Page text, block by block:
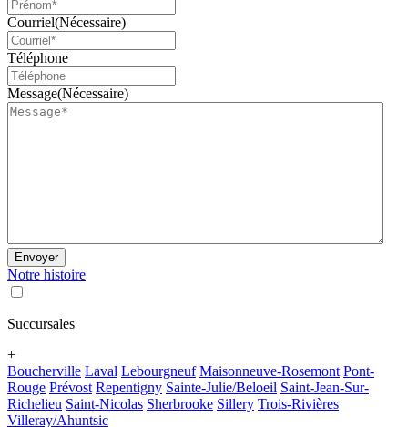
Courriel(Nécessaire)
Téléphone
Message(Nécessaire)
Envoyer
Notre histoire
Succursales
+
Boucherville Laval Lebourgneuf Maisonneuve-Rosemont Pont-
Rouge Prévost Repentigny Sainte-Julie/Beloeil Saint-Jean-Sur-
Richelieu Saint-Nicolas Sherbrooke Sillery Trois-Rivières
Villeray/Ahuntsic